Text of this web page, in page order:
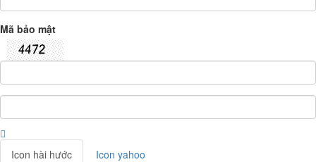
Mã bảo mật
Icon hài hước Icon yahoo